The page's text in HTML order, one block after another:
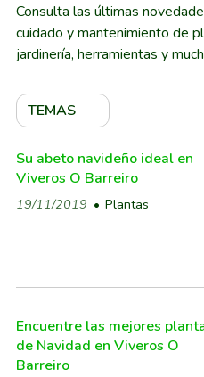
Consulta las últimas
cuidado y mantenimiento de
jardinería, herramientas y
TEMAS
Su abeto navideño ideal en
Viveros O Barreiro
19/11/2019 Plantas
Encuentre las mejores
de Navidad en Viveros O
Barreiro